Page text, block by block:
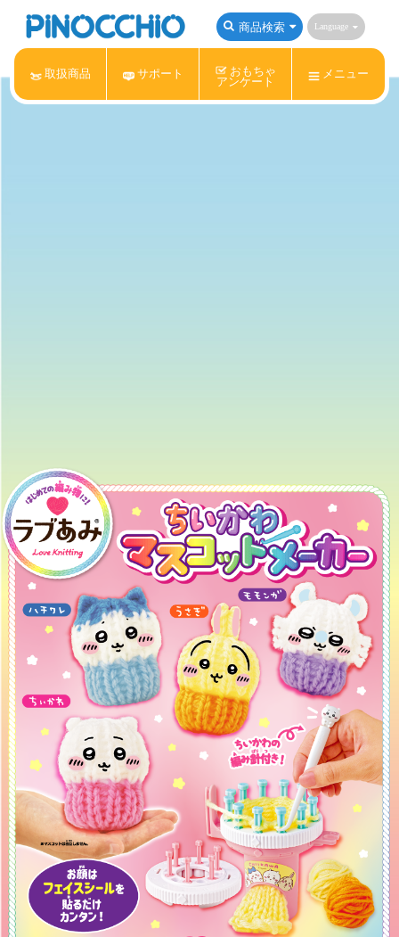
商品検索 Language
取扱商品
ちいかわ ひつじのショーン ラブあみシリーズ
ガールズデザイナー
コレク
ション
ピノチオブランド ダイヤペット
ベイビーシャーク ビッグベン
サポート
おもちゃ
アンケート
メニュー